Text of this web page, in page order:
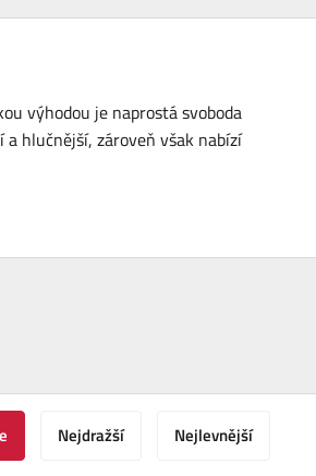
výhodou je naprostá svoboda
a hlučnější, zároveň však nabízí
Nejdražší Nejlevnější